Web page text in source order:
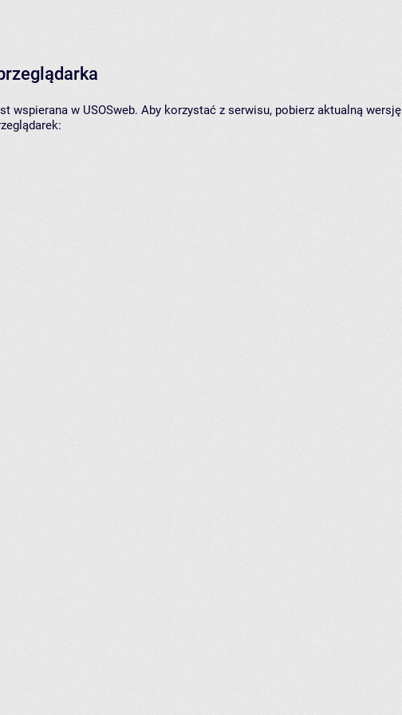
wspierana w USOSweb. Aby korzystać z serwisu, pobierz aktualną wersję